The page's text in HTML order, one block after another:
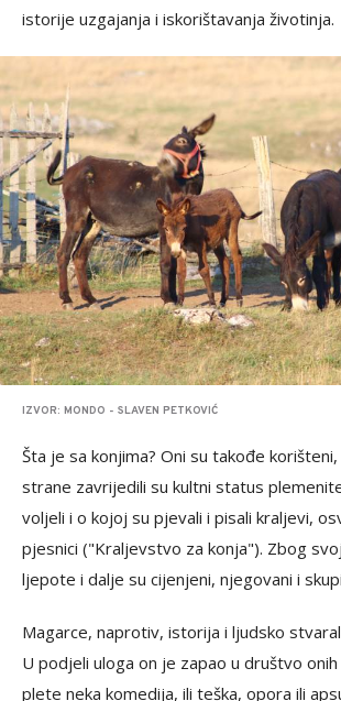
istorije uzgajanja i iskorištavanja životinja.
IZVOR: MONDO - SLAVEN PETKOVIĆ
Šta je sa konjima? Oni su takođe
strane zavrijedili su kultni status
voljeli i o kojoj su pjevali i pisali kraljevi,
pjesnici ("Kraljevstvo za konja"). Zbog
ljepote i dalje su cijenjeni, njegovani i
Magarce, naprotiv, istorija i ljudsko
U podjeli uloga on je zapao u društvo
plete neka komedija, ili teška, opora ili